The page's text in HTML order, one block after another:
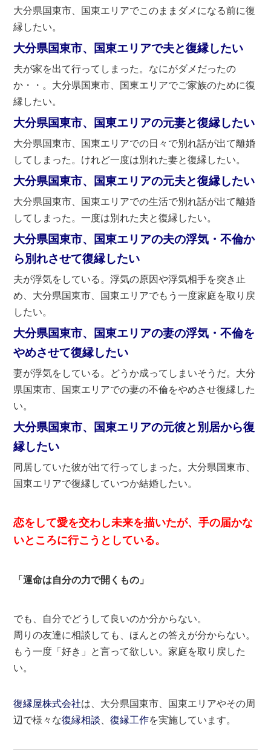
大分県国東市、国東エリアでこのままダメになる前に復
縁したい。
大分県国東市、国東エリアで夫と復縁したい
夫が家を出て行ってしまった。なにがダメだったの
か・・。大分県国東市、国東エリアでご家族のために復
縁したい。
大分県国東市、国東エリアの元妻と復縁したい
大分県国東市、国東エリアでの日々で別れ話が出て離婚
してしまった。けれど一度は別れた妻と復縁したい。
大分県国東市、国東エリアの元夫と復縁したい
大分県国東市、国東エリアでの生活で別れ話が出て離婚
してしまった。一度は別れた夫と復縁したい。
大分県国東市、国東エリアの夫の浮気・不倫か
ら別れさせて復縁したい
夫が浮気をしている。浮気の原因や浮気相手を突き止
め、大分県国東市、国東エリアでもう一度家庭を取り戻
したい。
大分県国東市、国東エリアの妻の浮気・不倫を
やめさせて復縁したい
妻が浮気をしている。どうか成ってしまいそうだ。大分
県国東市、国東エリアでの妻の不倫をやめさせ復縁した
い。
大分県国東市、国東エリアの元彼と別居から復
縁したい
同居していた彼が出て行ってしまった。大分県国東市、
国東エリアで復縁していつか結婚したい。
恋をして愛を交わし未来を描いたが、手の届かな
いところに行こうとしている。
「運命は自分の力で開くもの」
でも、自分でどうして良いのか分からない。
周りの友達に相談しても、ほんとの答えが分からない。
もう一度「好き」と言って欲しい。家庭を取り戻した
い。
復縁屋株式会社は、大分県国東市、国東エリアやその周
辺で様々な復縁相談 、復縁工作を実施しています。